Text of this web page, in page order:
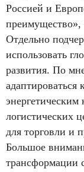
Россией и
Отдельно
использовать
развития. По
энергетическим
логистических
для торговли и
Большое
трансформации